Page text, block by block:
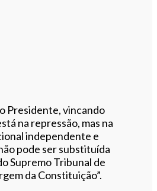
Presidente, vincando
na repressão, mas na
independente e
pode ser substituída
Supremo Tribunal de
da Constituição”.